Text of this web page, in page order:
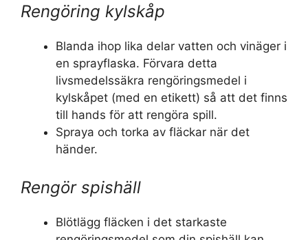
Rengöring kylskåp
Blanda ihop lika delar vatten och vinäger i
en sprayflaska. Förvara detta
livsmedelssäkra rengöringsmedel i
kylskåpet (med en etikett) så att det finns
till hands för att rengöra spill.
Spraya och torka av fläckar när det
händer.
Rengör spishäll
Blötlägg fläcken i det starkaste